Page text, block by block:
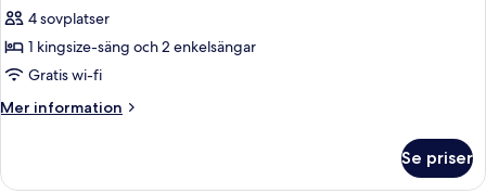
foton
för
Connecting
Room
4 sovplatser
1 kingsize-säng och 2 enkelsängar
Gratis wi-fi
Mer information
Mer
Room
Se priser